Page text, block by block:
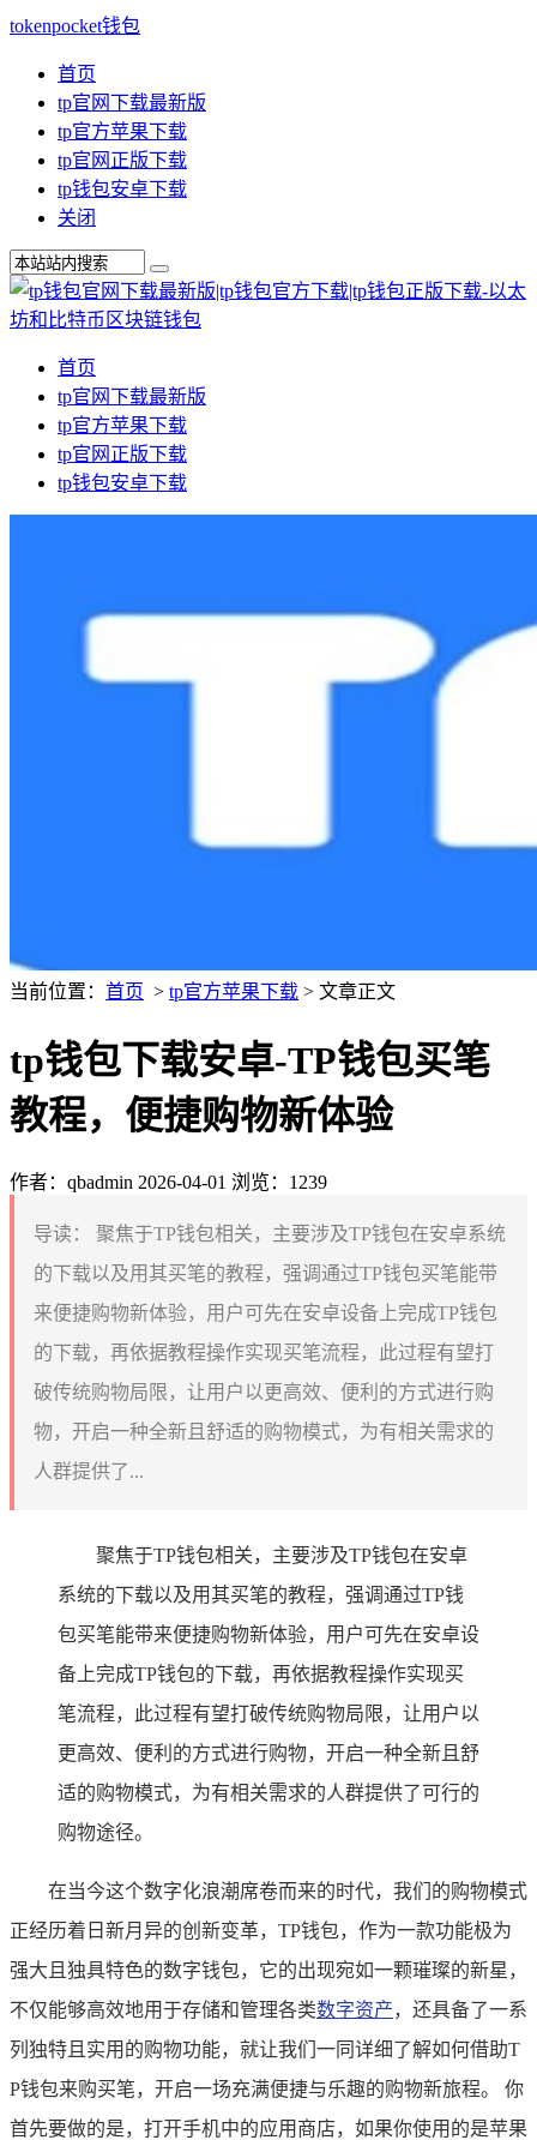
tokenpocket钱包
首页
tp官网下载最新版
tp官方苹果下载
tp官网正版下载
tp钱包安卓下载
关闭
首页
tp官网下载最新版
tp官方苹果下载
tp官网正版下载
tp钱包安卓下载
当前位置： 首页 > tp官方苹果下载 > 文章正文
tp钱包下载安卓-TP钱包买笔
教程，便捷购物新体验
作者：qbadmin 2026-04-01 浏览：1239
导读：
聚焦于TP钱包相关，主要涉及TP钱包在安卓系统
的下载以及用其买笔的教程，强调通过TP钱包买笔能带
来便捷购物新体验，用户可先在安卓设备上完成TP钱包
的下载，再依据教程操作实现买笔流程，此过程有望打
破传统购物局限，让用户以更高效、便利的方式进行购
物，开启一种全新且舒适的购物模式，为有相关需求的
人群提供了...
聚焦于TP钱包相关，主要涉及TP钱包在安卓
系统的下载以及用其买笔的教程，强调通过TP钱
包买笔能带来便捷购物新体验，用户可先在安卓设
备上完成TP钱包的下载，再依据教程操作实现买
笔流程，此过程有望打破传统购物局限，让用户以
更高效、便利的方式进行购物，开启一种全新且舒
适的购物模式，为有相关需求的人群提供了可行的
购物途径。
在当今这个数字化浪潮席卷而来的时代，我们的购物模式
正经历着日新月异的创新变革，TP钱包，作为一款功能极为
强大且独具特色的数字钱包，它的出现宛如一颗璀璨的新星，
不仅能够高效地用于存储和管理各类数字资产，还具备了一系
列独特且实用的购物功能，就让我们一同详细了解如何借助T
P钱包来购买笔，开启一场充满便捷与乐趣的购物新旅程。 你
首先要做的是，打开手机中的应用商店，如果你使用的是苹果